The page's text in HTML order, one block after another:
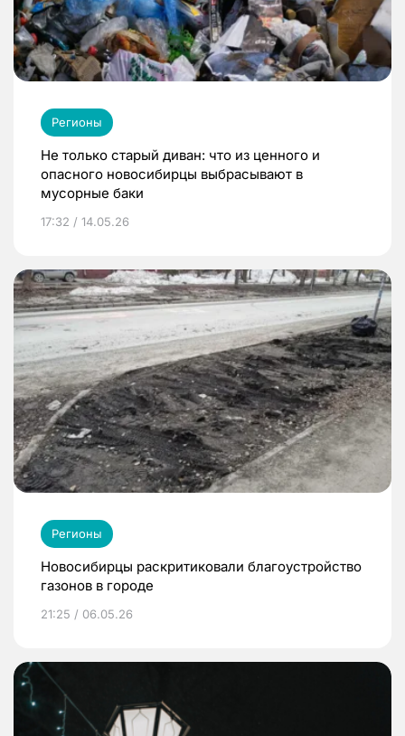
Регионы
Не только старый диван: что из ценного и
опасного новосибирцы выбрасывают в
мусорные баки
17:32 / 14.05.26
Регионы
Новосибирцы раскритиковали благоустройство
газонов в городе
21:25 / 06.05.26